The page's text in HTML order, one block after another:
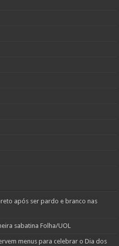
após ser pardo e branco nas
sabatina Folha/UOL
menus para celebrar o Dia dos